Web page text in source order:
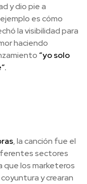
y dio pie a
es cómo
la visibilidad para
haciendo
“yo solo
, la canción fue el
sectores
que los marketeros
y crearan